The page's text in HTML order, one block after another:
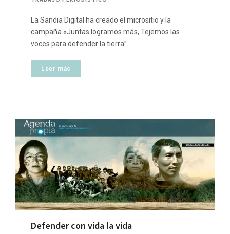
La Sandia Digital ha creado el micrositio y la
campaña «Juntas logramos más, Tejemos las
voces para defender la tierra”.
Leer más
Defender con vida la vida